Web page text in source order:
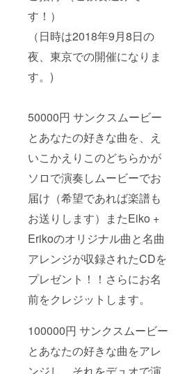
す！）
（日時は2018年9月8日の
夜、東京での開催になりま
す。)
50000円 サンクスムービー
とあなたの好きな曲を、え
いこかえりこのどちらかが
ソロで演奏しムービーでお
届け（希望であれば楽譜も
お送りします）またEiko +
Erikoのオリジナル曲と名曲
アレンジが収録されたCDを
プレゼント！！さらにお名
前をクレジットします。
100000円 サンクスムービー
とあなたの好きな曲をアレ